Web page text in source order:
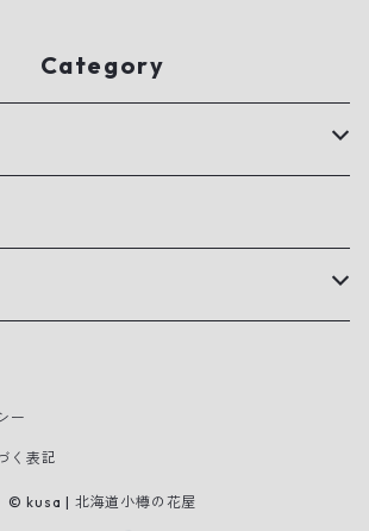
Category
ー
く表記
© kusa | 北海道小樽の花屋